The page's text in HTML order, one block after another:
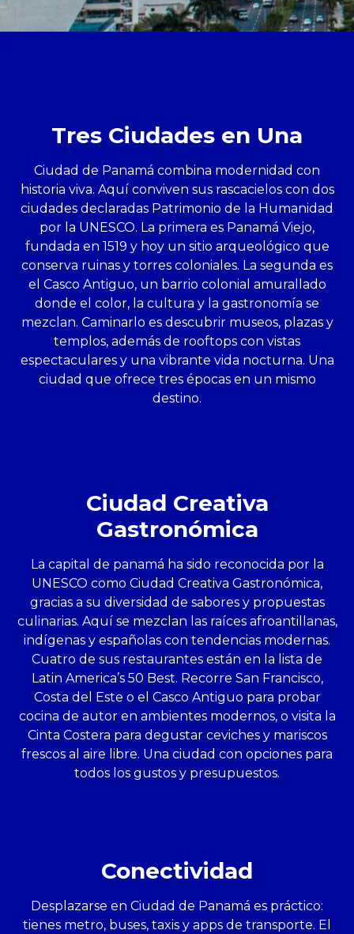
Tres Ciudades en Una
Ciudad de Panamá combina modernidad con
historia viva. Aquí conviven sus rascacielos con dos
ciudades declaradas Patrimonio de la Humanidad
por la UNESCO. La primera es Panamá Viejo,
fundada en 1519 y hoy un sitio arqueológico que
conserva ruinas y torres coloniales. La segunda es
el Casco Antiguo, un barrio colonial amurallado
donde el color, la cultura y la gastronomía se
mezclan. Caminarlo es descubrir museos, plazas y
templos, además de rooftops con vistas
espectaculares y una vibrante vida nocturna. Una
ciudad que ofrece tres épocas en un mismo
destino.
Ciudad Creativa
Gastronómica
La capital de panamá ha sido reconocida por la
UNESCO como Ciudad Creativa Gastronómica,
gracias a su diversidad de sabores y propuestas
culinarias. Aquí se mezclan las raíces afroantillanas,
indígenas y españolas con tendencias modernas.
Cuatro de sus restaurantes están en la lista de
Latin America’s 50 Best. Recorre San Francisco,
Costa del Este o el Casco Antiguo para probar
cocina de autor en ambientes modernos, o visita la
Cinta Costera para degustar ceviches y mariscos
frescos al aire libre. Una ciudad con opciones para
todos los gustos y presupuestos.
Conectividad
Desplazarse en Ciudad de Panamá es práctico:
tienes metro, buses, taxis y apps de transporte. El